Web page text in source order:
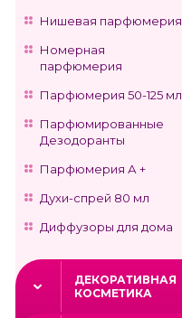
Нишевая парфюмерия
Номерная
парфюмерия
Парфюмерия 50-125 мл
Парфюмированные
Дезодоранты
Парфюмерия А +
Духи-спрей 80 мл
Диффузоры для дома
ДЕКОРАТИВНАЯ
КОСМЕТИКА